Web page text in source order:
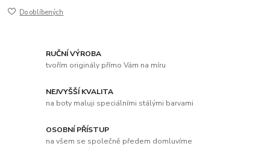
Do oblíbených
RUČNÍ VÝROBA
tvořím originály přímo Vám na míru
NEJVYŠŠÍ KVALITA
na boty maluji speciálními stálými barvami
OSOBNÍ PŘÍSTUP
na všem se společně předem domluvíme